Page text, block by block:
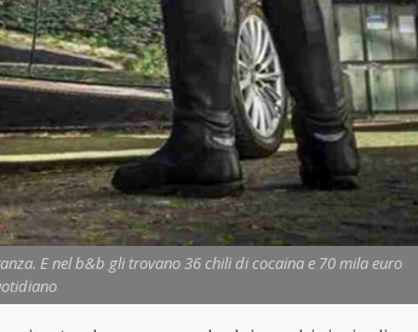
E nel b&b gli trovano 36 chili di cocaina e 70 mila euro